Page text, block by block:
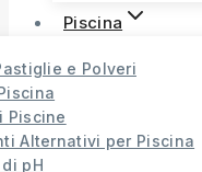
Piscina
e Polveri
Piscine
Alternativi per Piscina
pH